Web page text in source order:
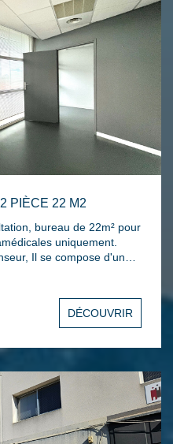
PIÈCE 22 M2
bureau de 22m² pour
uniquement.
Il se compose d'une
DÉCOUVRIR